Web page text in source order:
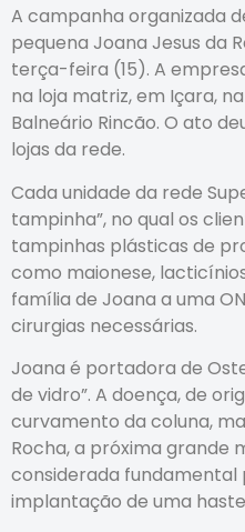
A campanha organizada
pequena Joana Jesus da
terça-feira (15). A
na loja matriz, em Içara,
Balneário Rincão. O ato
lojas da rede.
Cada unidade da rede
tampinha”, no qual os
tampinhas plásticas de
como maionese,
família de Joana a uma
cirurgias necessárias.
Joana é portadora de
de vidro”. A doença, de
curvamento da coluna,
Rocha, a próxima grande
considerada fundamental
implantação de uma